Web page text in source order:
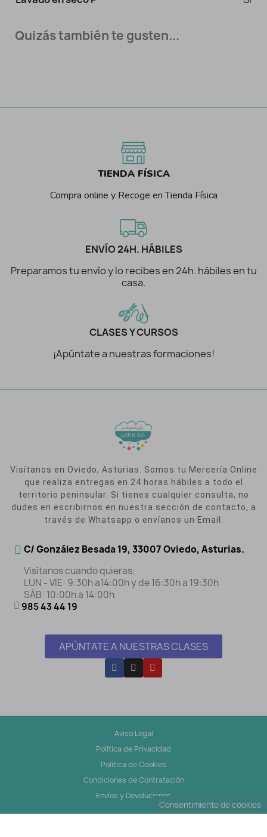
Quizás también te gusten...
TIENDA FÍSICA
Compra online y Recoge en Tienda Física
ENVÍO 24H. HÁBILES
Preparamos tu envío y lo recibes en 24h. hábiles en tu
casa.
CLASES Y CURSOS
¡Apúntate a nuestras formaciones!
Visítanos en Oviedo, Asturias. Somos tu Mercería Online
que realiza entregas en 24 horas hábiles a todo el
territorio peninsular. Si tienes cualquier consulta, no
dudes en escribirnos en nuestra sección de contacto, a
través de Whatsapp o envíanos un Email.
C/ González Besada 19, 33007 Oviedo, Asturias.
Visítanos cuando quieras:
LUN - VIE: 9:30h a14:00h y de 16:30h a 19:30h
SÁB: 10:00h a 14:00h
985 43 44 19
APÚNTATE A NUESTRAS CLASES
Aviso Legal
Política de Privacidad
Política de Cookies
Condiciones de Contratación
Envíos y Devoluciones
Consentimiento de cookies